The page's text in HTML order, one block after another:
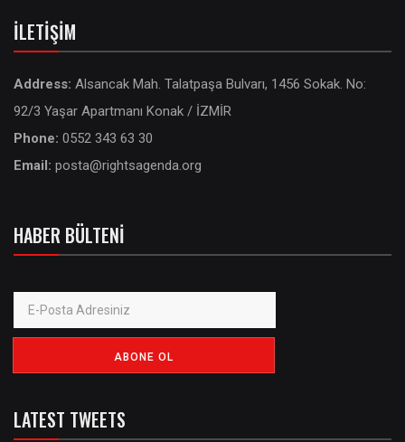
İLETIŞIM
Address: Alsancak Mah. Talatpaşa Bulvarı, 1456 Sokak. No:
92/3 Yaşar Apartmanı Konak / İZMİR
Phone: 0552 343 63 30
Email: posta@rightsagenda.org
HABER BÜLTENI
LATEST TWEETS